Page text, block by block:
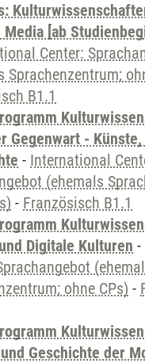
[ab
Center:
Sprachenzentrum;
B1.1
Gegenwart -
- International
(ehemals
- Französisch B1.1
Digitale Kulturen -
ohne CPs) -
Geschichte der